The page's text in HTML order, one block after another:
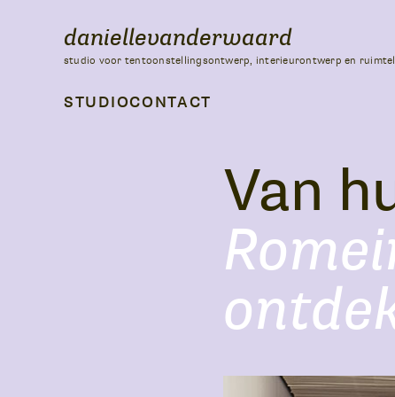
daniellevanderwaard
studio voor tentoonstellingsontwerp, interieurontwerp en
STUDIOCONTACT
Van